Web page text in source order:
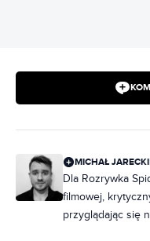
MICHAŁ JARECKI
Dla Rozrywka
filmowej,
przyglądając się